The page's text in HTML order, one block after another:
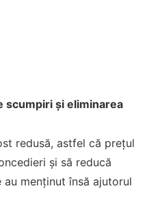
scumpiri și eliminarea
redusă, astfel că prețul
şi să reducă
menţinut însă ajutorul